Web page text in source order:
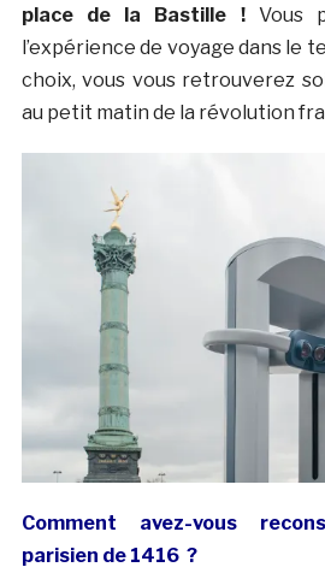
place de la Bastille !Vous
l’expérience de voyage dans le
choix, vous vous retrouverez
au petit matin de la révolution
Comment avez-vous
parisien de 1416 ?